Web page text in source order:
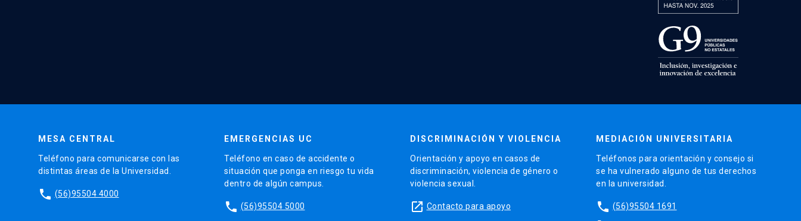
MESA CENTRAL
Teléfono para comunicarse con las
distintas áreas de la Universidad.
phone (56)95504 4000
EMERGENCIAS UC
Teléfono en caso de accidente o
situación que ponga en riesgo tu vida
dentro de algún campus.
phone (56)95504 5000
DISCRIMINACIÓN Y VIOLENCIA
Orientación y apoyo en casos de
discriminación, violencia de género o
violencia sexual.
launch Contacto para apoyo
MEDIACIÓN UNIVERSITARIA
Teléfonos para orientación y consejo si
se ha vulnerado alguno de tus derechos
en la universidad.
phone (56)95504 1691